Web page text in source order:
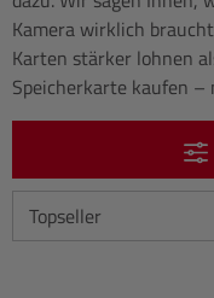
Kamera wirklich
Karten stärker lohnen
Speicherkarte kaufen